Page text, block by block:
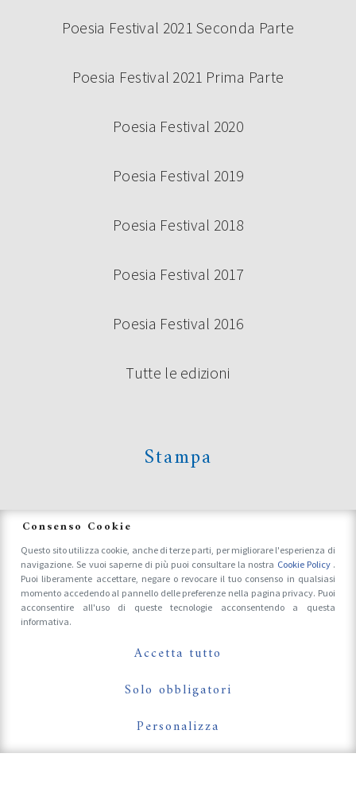
Poesia Festival 2021 Seconda Parte
Poesia Festival 2021 Prima Parte
Poesia Festival 2020
Poesia Festival 2019
Poesia Festival 2018
Poesia Festival 2017
Poesia Festival 2016
Tutte le edizioni
Stampa
Accrediti Stampa e Fotografi
Follow Us On
Consenso Cookie
Questo sito utilizza cookie, anche di terze parti, per migliorare l'esperienza di
navigazione. Se vuoi saperne di più puoi consultare la nostra Cookie Policy .
Puoi liberamente accettare, negare o revocare il tuo consenso in qualsiasi
momento accedendo al pannello delle preferenze nella pagina privacy. Puoi
acconsentire all'uso di queste tecnologie acconsentendo a questa
informativa.
Accetta tutto
Solo obbligatori
Personalizza